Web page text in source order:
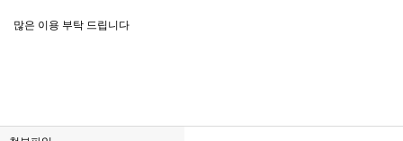
많은 이용 부탁 드립니다